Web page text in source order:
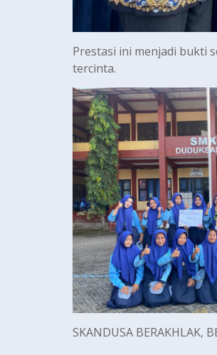
Prestasi ini menjadi bukti
tercinta.
SKANDUSA BERAKHLAK,